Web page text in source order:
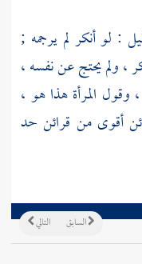
: لو أنكر لم يرجمه ;
، ولم يحتج عن نفسه ،
وقول المرأة هذا هو ،
أقوى من قرائن حد
التالي السابق